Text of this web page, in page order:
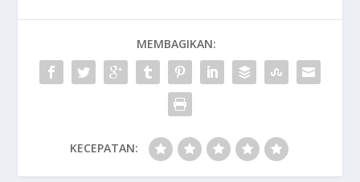
MEMBAGIKAN:
KECEPATAN: